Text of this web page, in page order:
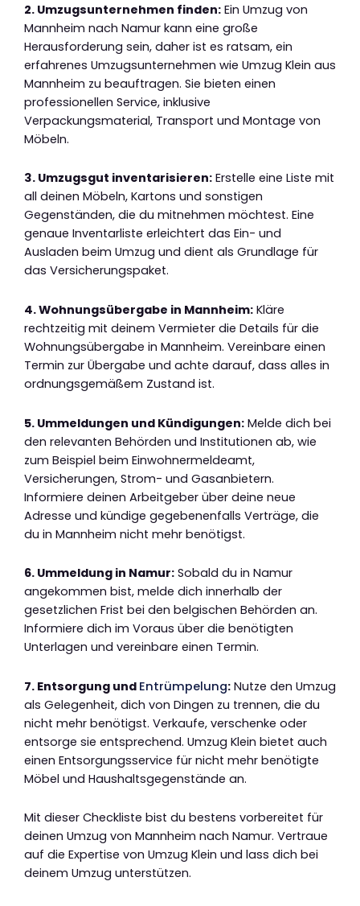
2. Umzugsunternehmen finden: Ein Umzug von
Mannheim nach Namur kann eine große
Herausforderung sein, daher ist es ratsam, ein
erfahrenes Umzugsunternehmen wie Umzug Klein aus
Mannheim zu beauftragen. Sie bieten einen
professionellen Service, inklusive
Verpackungsmaterial, Transport und Montage von
Möbeln.
3. Umzugsgut inventarisieren: Erstelle eine Liste mit
all deinen Möbeln, Kartons und sonstigen
Gegenständen, die du mitnehmen möchtest. Eine
genaue Inventarliste erleichtert das Ein- und
Ausladen beim Umzug und dient als Grundlage für
das Versicherungspaket.
4. Wohnungsübergabe in Mannheim: Kläre
rechtzeitig mit deinem Vermieter die Details für die
Wohnungsübergabe in Mannheim. Vereinbare einen
Termin zur Übergabe und achte darauf, dass alles in
ordnungsgemäßem Zustand ist.
5. Ummeldungen und Kündigungen: Melde dich bei
den relevanten Behörden und Institutionen ab, wie
zum Beispiel beim Einwohnermeldeamt,
Versicherungen, Strom- und Gasanbietern.
Informiere deinen Arbeitgeber über deine neue
Adresse und kündige gegebenenfalls Verträge, die
du in Mannheim nicht mehr benötigst.
6. Ummeldung in Namur: Sobald du in Namur
angekommen bist, melde dich innerhalb der
gesetzlichen Frist bei den belgischen Behörden an.
Informiere dich im Voraus über die benötigten
Unterlagen und vereinbare einen Termin.
7. Entsorgung und Entrümpelung: Nutze den Umzug
als Gelegenheit, dich von Dingen zu trennen, die du
nicht mehr benötigst. Verkaufe, verschenke oder
entsorge sie entsprechend. Umzug Klein bietet auch
einen Entsorgungsservice für nicht mehr benötigte
Möbel und Haushaltsgegenstände an.
Mit dieser Checkliste bist du bestens vorbereitet für
deinen Umzug von Mannheim nach Namur. Vertraue
auf die Expertise von Umzug Klein und lass dich bei
deinem Umzug unterstützen.